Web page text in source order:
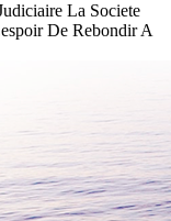
La Societe
De Rebondir A